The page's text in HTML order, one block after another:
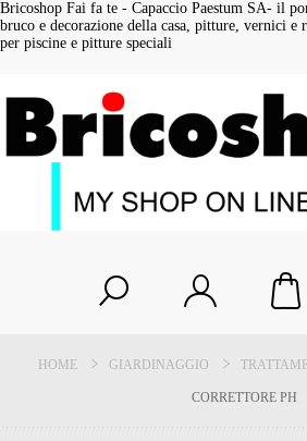
Bricoshop Fai fa te - Capaccio Paestum SA- il
bruco e decorazione della casa, pitture, vernici e
per piscine e pitture speciali
HOME GIARDINAGGIO
CORRETTORE PH